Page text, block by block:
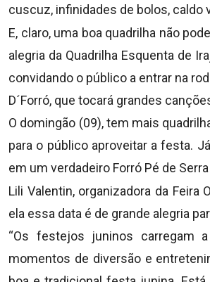
cuscuz, infinidades de bolos, caldo
E, claro, uma boa quadrilha não
alegria da Quadrilha Esquenta de
convidando o público a entrar na
D´Forró, que tocará grandes
O domingão (09), tem mais
para o público aproveitar a festa.
em um verdadeiro Forró Pé de
Lili Valentin, organizadora da Feira
ela essa data é de grande alegria
“Os festejos juninos carregam
momentos de diversão e